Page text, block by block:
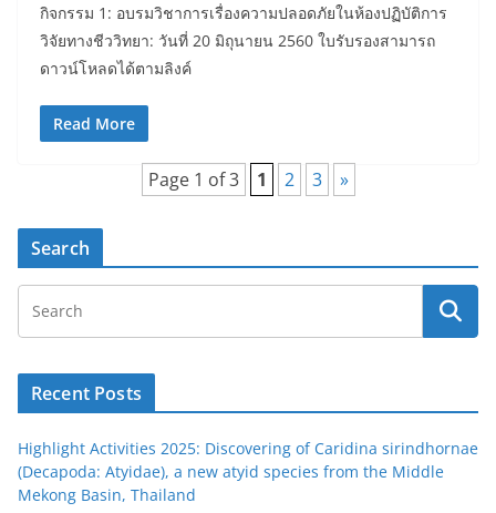
กิจกรรม 1: อบรมวิชาการเรื่องความปลอดภัยในห้องปฏิบัติการ
วิจัยทางชีววิทยา: วันที่ 20 มิถุนายน 2560 ใบรับรองสามารถ
ดาวน์โหลดได้ตามลิงค์
Read More
Page 1 of 3 1 2 3 »
Search
Recent Posts
Highlight Activities 2025: Discovering of Caridina sirindhornae
(Decapoda: Atyidae), a new atyid species from the Middle
Mekong Basin, Thailand